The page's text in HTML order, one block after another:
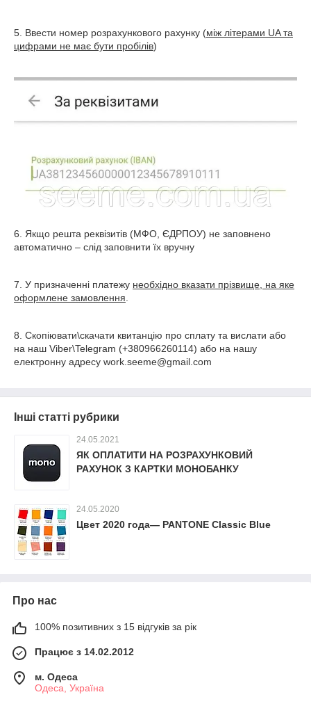
5. Ввести номер розрахункового рахунку (між літерами UA та
цифрами не має бути пробілів)
6. Якщо решта реквізитів (МФО, ЄДРПОУ) не заповнено
автоматично – слід заповнити їх вручну
7. У призначенні платежу необхідно вказати прізвище, на яке
оформлене замовлення
8. Скопіювати\скачати квитанцію про сплату та вислати або
на наш Viber\Telegram (+380966260114) або на нашу
електронну адресу work.seeme@gmail.com
Інші статті рубрики
24.05.2021
ЯК ОПЛАТИТИ НА РОЗРАХУНКОВИЙ
РАХУНОК З КАРТКИ МОНОБАНКУ
24.05.2020
Цвет 2020 года— PANTONE Classic Blue
Про нас
100% позитивних з 15 відгуків за рік
Працює з 14.02.2012
м. Одеса
Одеса, Україна